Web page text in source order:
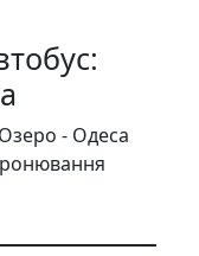
- Одеса